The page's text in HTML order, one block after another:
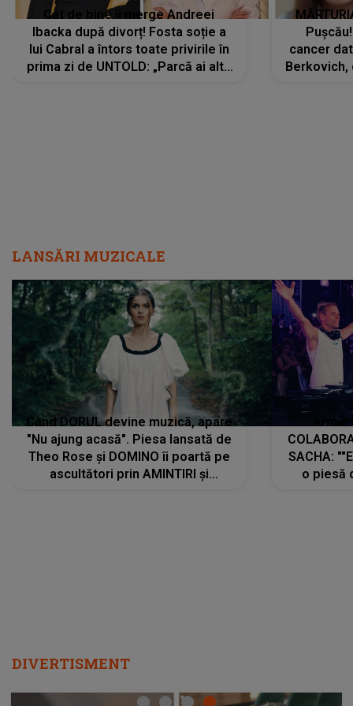
Cât de bine îi merge Andreei
Ibacka după divorț! Fosta soție a
lui Cabral a întors toate privirile în
prima zi de UNTOLD: „Parcă ai altă
cancer
Berkovich,
LANSĂRI MUZICALE
Când DORUL devine muzică, apare
"Nu ajung acasă". Piesa lansată de
Theo Rose și DOMINO îi poartă pe
ascultători prin AMINTIRI și
SACHA:
o piesă
DIVERTISMENT